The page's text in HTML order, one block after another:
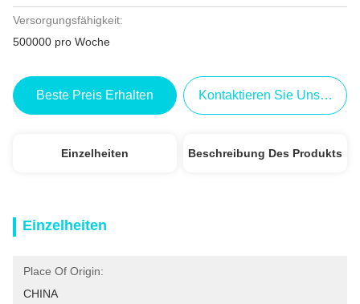
Versorgungsfähigkeit:
500000 pro Woche
Beste Preis Erhalten Kontaktieren Sie Uns Jetzt
Einzelheiten Beschreibung Des Produkts
Einzelheiten
Place Of Origin:
CHINA